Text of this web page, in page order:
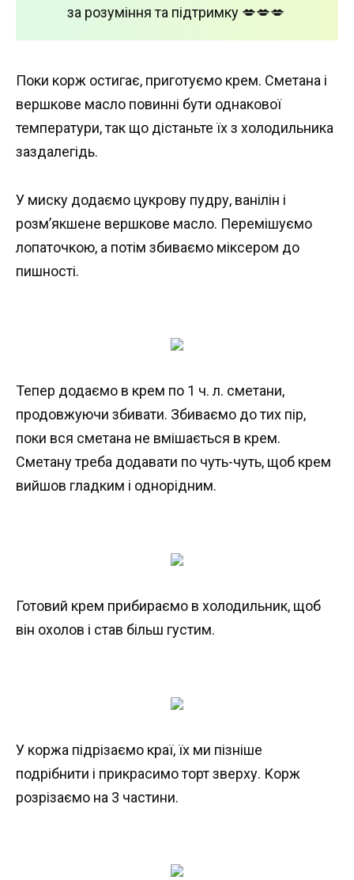
за розуміння та підтримку 💋💋💋
Поки корж остигає, приготуємо крем. Сметана і
вершкове масло повинні бути однакової
температури, так що дістаньте їх з холодильника
заздалегідь.
У миску додаємо цукрову пудру, ванілін і
розм’якшене вершкове масло. Перемішуємо
лопаточкою, а потім збиваємо міксером до
пишності.
Тепер додаємо в крем по 1 ч. л. сметани,
продовжуючи збивати. Збиваємо до тих пір,
поки вся сметана не вмішається в крем.
Сметану треба додавати по чуть-чуть, щоб крем
вийшов гладким і однорідним.
Готовий крем прибираємо в холодильник, щоб
він охолов і став більш густим.
У коржа підрізаємо краї, їх ми пізніше
подрібнити і прикрасимо торт зверху. Корж
розрізаємо на 3 частини.